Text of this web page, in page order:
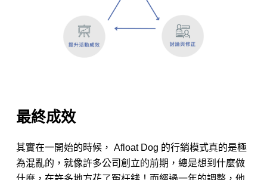
最終成效
其實在一開始的時候， Afloat Dog 的行銷模式真的是極
為混亂的，就像許多公司創立的前期，總是想到什麼做